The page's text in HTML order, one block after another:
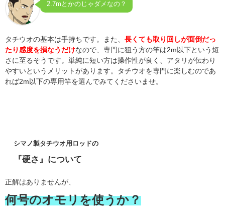
2.7mとかのじゃダメなの？
タチウオの基本は手持ちです。また、 長くても取り回しが面倒だっ
たり感度を損なうだけなので、専門に狙う方の竿は2m以下という短
さに至るそうです。単純に短い方は操作性が良く、アタリが伝わり
やすいというメリットがあります。タチウオを専門に楽しむのであ
れば2m以下の専用竿を選んでみてくださいませ。
シマノ製タチウオ用ロッドの
『硬さ』について
正解はありませんが、
何号のオモリを使うか？